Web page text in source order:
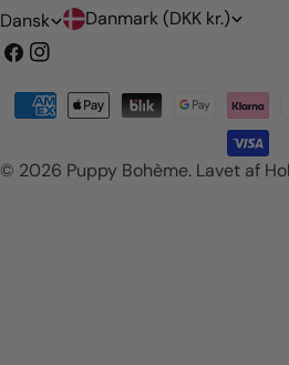
S
p
g
Dansk L
n
d
/
Danmark (DKK kr.)
Facebook
Instagram
© 2026 Puppy Bohème. Lavet af
Betalingsmetoder